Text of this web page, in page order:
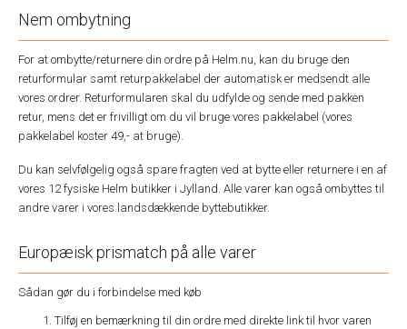
Nem ombytning
For at ombytte/returnere din ordre på Helm.nu, kan du bruge den
returformular samt returpakkelabel der automatisk er medsendt alle
vores ordrer. Returformularen skal du udfylde og sende med pakken
retur, mens det er frivilligt om du vil bruge vores pakkelabel (vores
pakkelabel koster 49,- at bruge).
Du kan selvfølgelig også spare fragten ved at bytte eller returnere i en af
vores 12 fysiske Helm butikker i Jylland. Alle varer kan også ombyttes til
andre varer i vores landsdækkende byttebutikker.
Europæisk prismatch på alle varer
Sådan gør du i forbindelse med køb
Tilføj en bemærkning til din ordre med direkte link til hvor varen